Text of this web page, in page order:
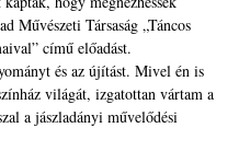
Művészeti Társaság „Táncos
című előadást.
és az újítást. Mivel én is
világát, izgatottan vártam a
a jászladányi művelődési